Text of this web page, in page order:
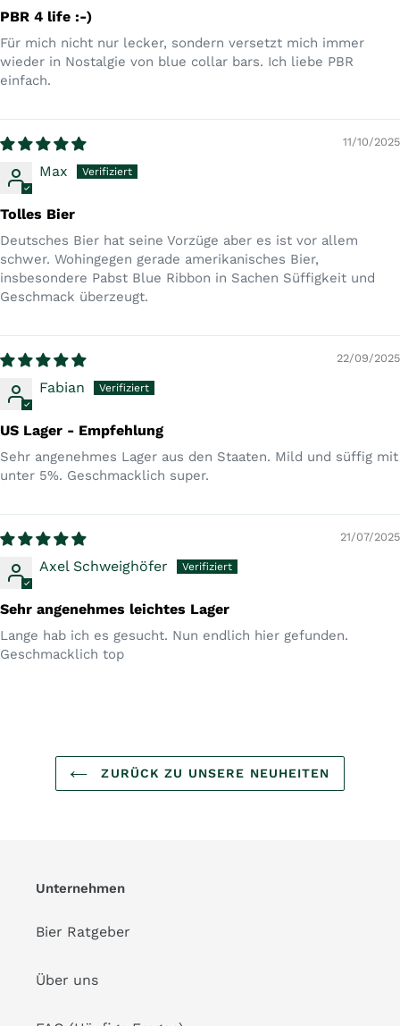
PBR 4 life :-)
Für mich nicht nur lecker, sondern versetzt mich immer
wieder in Nostalgie von blue collar bars. Ich liebe PBR
einfach.
11/10/2025
Max
Tolles Bier
Deutsches Bier hat seine Vorzüge aber es ist vor allem
schwer. Wohingegen gerade amerikanisches Bier,
insbesondere Pabst Blue Ribbon in Sachen Süffigkeit und
Geschmack überzeugt.
22/09/2025
Fabian
US Lager - Empfehlung
Sehr angenehmes Lager aus den Staaten. Mild und süffig mit
unter 5%. Geschmacklich super.
21/07/2025
Axel Schweighöfer
Sehr angenehmes leichtes Lager
Lange hab ich es gesucht. Nun endlich hier gefunden.
Geschmacklich top
ZURÜCK ZU UNSERE NEUHEITEN
Unternehmen
Bier Ratgeber
Über uns